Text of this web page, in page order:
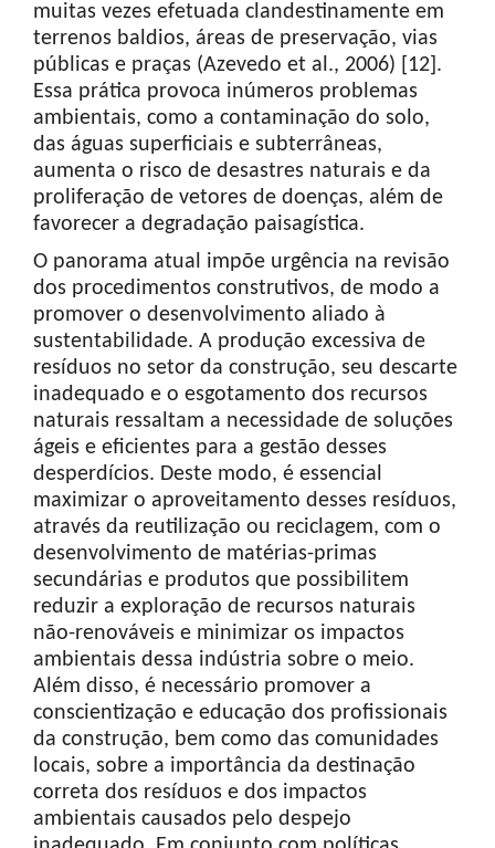
muitas vezes efetuada clandestinamente em
terrenos baldios, áreas de preservação, vias
públicas e praças (Azevedo et al., 2006) [12].
Essa prática provoca inúmeros problemas
ambientais, como a contaminação do solo,
das águas superficiais e subterrâneas,
aumenta o risco de desastres naturais e da
proliferação de vetores de doenças, além de
favorecer a degradação paisagística.
O panorama atual impõe urgência na revisão
dos procedimentos construtivos, de modo a
promover o desenvolvimento aliado à
sustentabilidade. A produção excessiva de
resíduos no setor da construção, seu descarte
inadequado e o esgotamento dos recursos
naturais ressaltam a necessidade de soluções
ágeis e eficientes para a gestão desses
desperdícios. Deste modo, é essencial
maximizar o aproveitamento desses resíduos,
através da reutilização ou reciclagem, com o
desenvolvimento de matérias-primas
secundárias e produtos que possibilitem
reduzir a exploração de recursos naturais
não-renováveis e minimizar os impactos
ambientais dessa indústria sobre o meio.
Além disso, é necessário promover a
conscientização e educação dos profissionais
da construção, bem como das comunidades
locais, sobre a importância da destinação
correta dos resíduos e dos impactos
ambientais causados pelo despejo